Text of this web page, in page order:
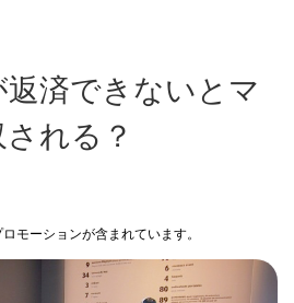
済できないとマ
れる？
モーションが含まれています。